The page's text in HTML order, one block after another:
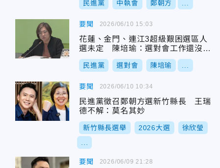
民進黨 中執會 鄭朝方
要聞
花蓮、金門、連江3超級艱困選區人
選未定 陳培瑜：選對會工作還沒結
束
民進黨 選對會 陳培瑜
2026/06/10 15:03
要聞
民進黨徵召鄭朝方選新竹縣長 王瑞
德不解：莫名其妙
新竹縣長選舉 2026大選 徐欣瑩
2026/06/10 10:34
要聞 2026/06/09 21:28